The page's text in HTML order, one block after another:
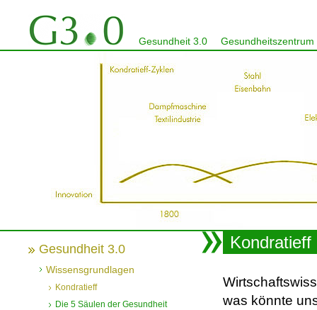
Gesundheit 3.0 Gesundheitszentrum
Gesundheit 3.0
Wissensgrundlagen
Kondratieff
Die 5 Säulen der Gesundheit
Kondratieff
was könnte